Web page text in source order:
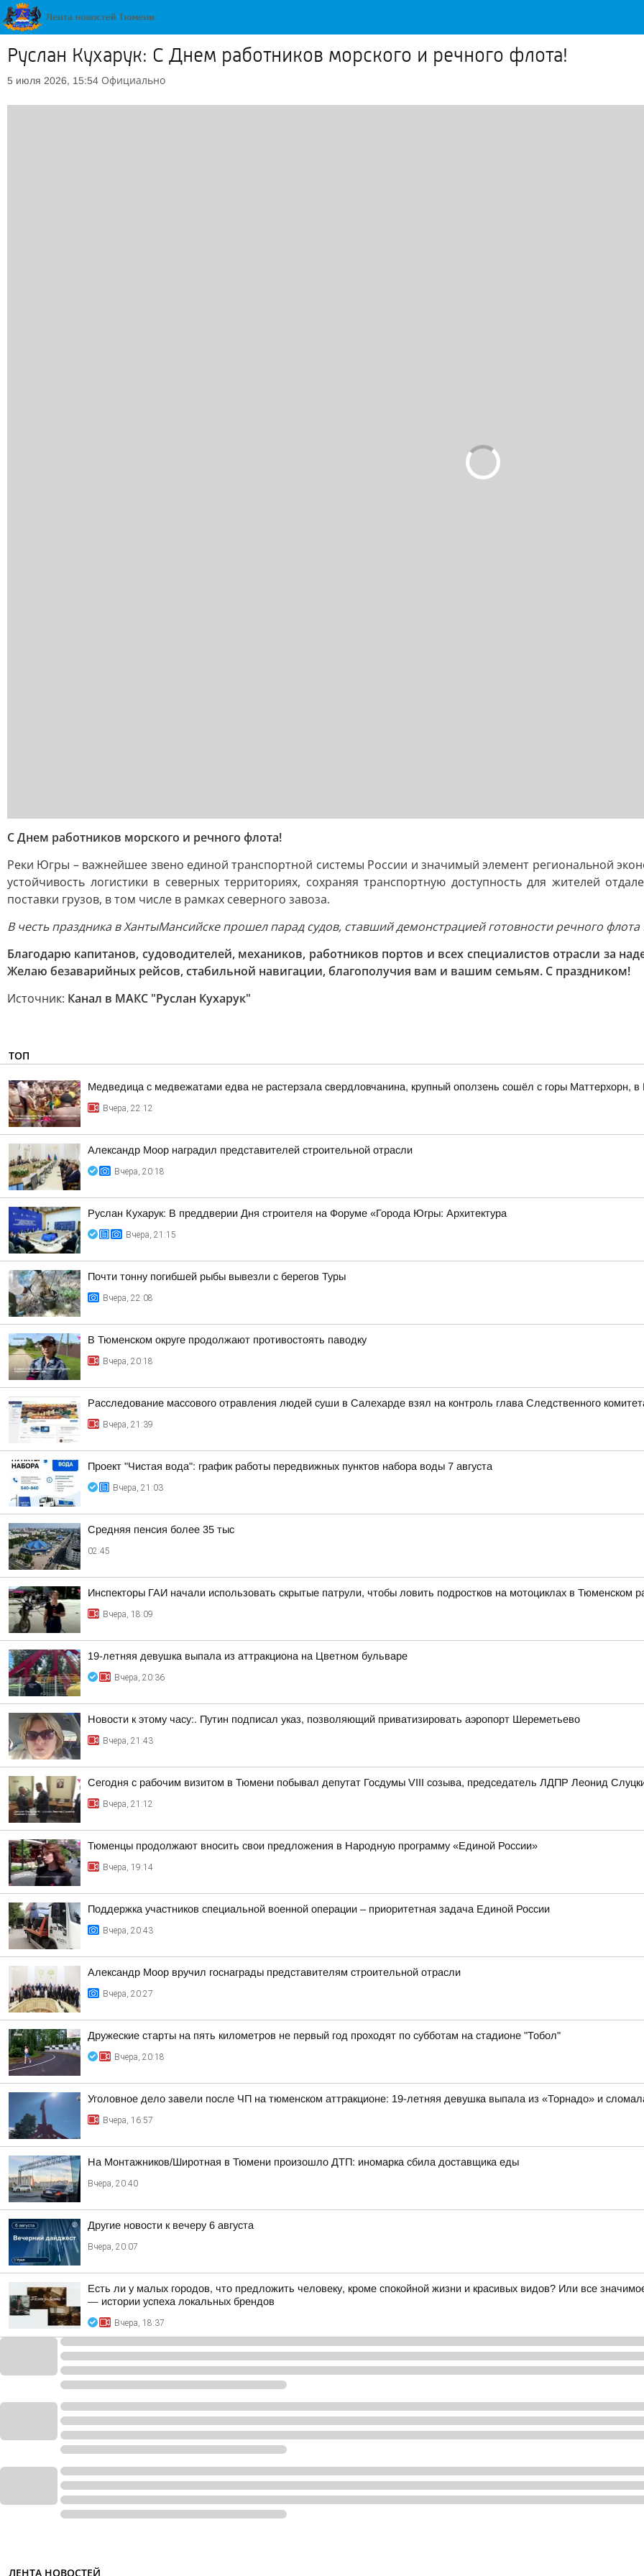
Руслан Кухарук: С Днем работников морского и речного флота!
5 июля 2026, 15:54 Официально
С Днем работников морского и речного флота!
Реки Югры – важнейшее звено единой транспортной системы России и значимый элемент региональной
устойчивость логистики в северных территориях, сохраняя транспортную доступность для жителей
поставки грузов, в том числе в рамках северного завоза.
В честь праздника в ХантыМансийске прошел парад судов, ставший демонстрацией готовности речного
Благодарю капитанов, судоводителей, механиков, работников портов и всех специалистов отрасли за
Желаю безаварийных рейсов, стабильной навигации, благополучия вам и вашим семьям. С праздником!
Источник: Канал в МАКС "Руслан Кухарук"
ТОП
Медведица с медвежатами едва не растерзала свердловчанина, крупный оползень сошёл с горы Маттерхорн,
Вчера, 22:12
Александр Моор наградил представителей строительной отрасли
Вчера, 20:18
Руслан Кухарук: В преддверии Дня строителя на Форуме «Города Югры: Архитектура
Вчера, 21:15
Почти тонну погибшей рыбы вывезли с берегов Туры
Вчера, 22:08
В Тюменском округе продолжают противостоять паводку
Вчера, 20:18
Расследование массового отравления людей суши в Салехарде взял на контроль глава Следственного
Вчера, 21:39
Проект "Чистая вода": график работы передвижных пунктов набора воды 7 августа
Вчера, 21:03
Средняя пенсия более 35 тыс
02:45
Инспекторы ГАИ начали использовать скрытые патрули, чтобы ловить подростков на мотоциклах в Тюменском
Вчера, 18:09
19-летняя девушка выпала из аттракциона на Цветном бульваре
Вчера, 20:36
Новости к этому часу:. Путин подписал указ, позволяющий приватизировать аэропорт Шереметьево
Вчера, 21:43
Сегодня с рабочим визитом в Тюмени побывал депутат Госдумы VIII созыва, председатель ЛДПР Леонид
Вчера, 21:12
Тюменцы продолжают вносить свои предложения в Народную программу «Единой России»
Вчера, 19:14
Поддержка участников специальной военной операции – приоритетная задача Единой России
Вчера, 20:43
Александр Моор вручил госнаграды представителям строительной отрасли
Вчера, 20:27
Дружеские старты на пять километров не первый год проходят по субботам на стадионе "Тобол"
Вчера, 20:18
Уголовное дело завели после ЧП на тюменском аттракционе: 19-летняя девушка выпала из «Торнадо» и
Вчера, 16:57
На Монтажников/Широтная в Тюмени произошло ДТП: иномарка сбила доставщика еды
Вчера, 20:40
Другие новости к вечеру 6 августа
Вчера, 20:07
Есть ли у малых городов, что предложить человеку, кроме спокойной жизни и красивых видов? Или все
— истории успеха локальных брендов
Вчера, 18:37
ЛЕНТА НОВОСТЕЙ